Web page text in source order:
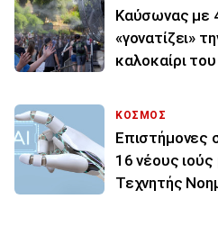
Καύσωνας με
«γονατίζει»
καλοκαίρι
ΚΟΣΜΟΣ
Επιστήμονες
16 νέους
Τεχνητής